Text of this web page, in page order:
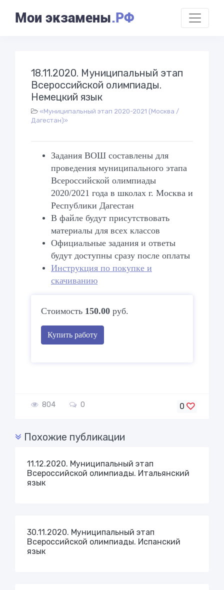
Мои экзамены.РФ
18.11.2020. Муниципальный этап
Всероссийской олимпиады.
Немецкий язык
«Муниципальный этап 2020-2021 (Москва /
Дагестан)»
Задания ВОШ составлены для
проведения муниципального этапа
Всероссийской олимпиады
2020/2021 года в школах г. Москва и
Республики Дагестан
В файле будут присутствовать
материалы для всех классов
Официальные задания и ответы
будут доступны сразу после оплаты
Инструкция по покупке и
скачиванию
Стоимость 150.00 руб.
Купить работу
804 0 0
Похожие публикации
11.12.2020. Муниципальный этап
Всероссийской олимпиады. Итальянский
язык
30.11.2020. Муниципальный этап
Всероссийской олимпиады. Испанский
язык